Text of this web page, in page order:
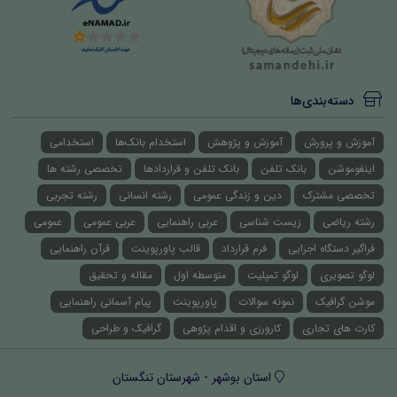
دسته‌بندی‌ها
آموزش و پرورش آموزش و پژوهش استخدام بانک‌ها
استخدامی
اینفوموشن
بانک تلفن بانک تلفن و قراردادها
تخصصی رشته ها
تخصصی مشترک
دین و زندگی عمومی رشته انسانی
رشته تجربی
رشته ریاضی
زیست شناسی عربی راهنمایی عربی عمومی
عمومی
فراگیر دستگاه اجرایی
فرم قرارداد قالب پاورپوینت
قرآن راهنمایی
لوگو تصویری
لوگو تمپلیت متوسطه اول
مقاله و تحقیق
موشن گرافیک
نمونه سوالات پاورپوینت
پیام آسمانی راهنمایی
کارت های تجاری
کارورزی و اقدام پژوهی گرافیک و طراحی
استان بوشهر - شهرستان تنگستان